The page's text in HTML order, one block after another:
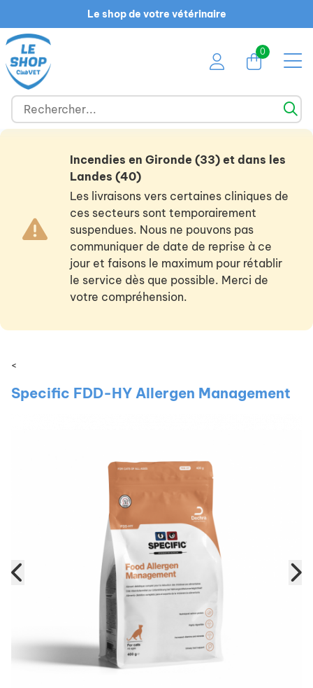
Le shop de votre vétérinaire
0
Incendies en Gironde (33) et dans les
Landes (40)
Les livraisons vers certaines cliniques de
ces secteurs sont temporairement
suspendues. Nous ne pouvons pas
communiquer de date de reprise à ce
jour et faisons le maximum pour rétablir
le service dès que possible. Merci de
votre compréhension.
<
Specific FDD-HY Allergen Management